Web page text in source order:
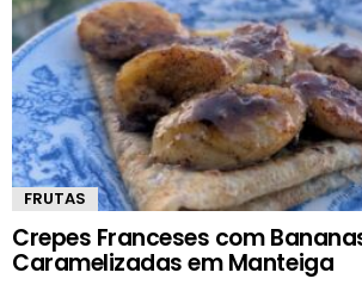
FRUTAS
Crepes Franceses com
Caramelizadas em Manteiga